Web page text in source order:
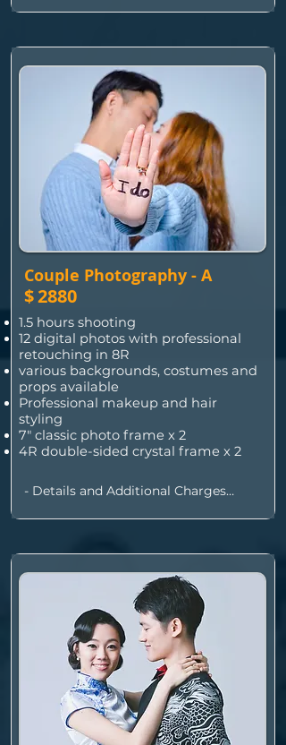
•  全取所有 4R 數碼檔案加 $900
•  星期六、日或公眾假期加 $200
Couple Photography - A
$2880
1.5 hours shooting
12 digital photos with professional
retouching in 8R
various backgrounds, costumes and
props available
Professional makeup and hair
styling
7" classic photo frame x 2
4R double-sided crystal frame x 2
- Details and Additional Charges
•  Additional photo with professional
retouching $190/each
•  $900 for all photos taken
•  Weekends/holidays extra $200